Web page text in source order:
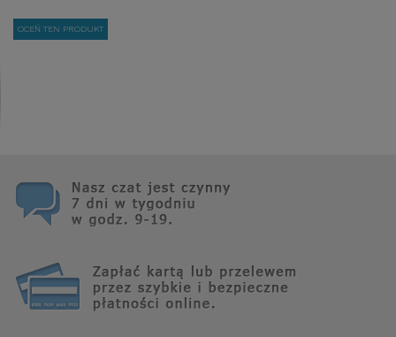
OCEŃ TEN PRODUKT